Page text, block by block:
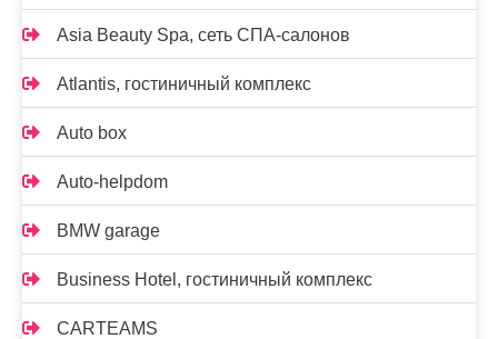
Asia Beauty Spa, сеть СПА-салонов
Atlantis, гостиничный комплекс
Auto box
Auto-helpdom
BMW garage
Business Hotel, гостиничный комплекс
CARTEAMS